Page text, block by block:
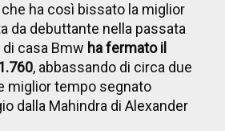
ha così bissato la miglior
da debuttante nella passata
casa Bmw ha fermato il
, abbassando di circa due
miglior tempo segnato
dalla Mahindra di Alexander